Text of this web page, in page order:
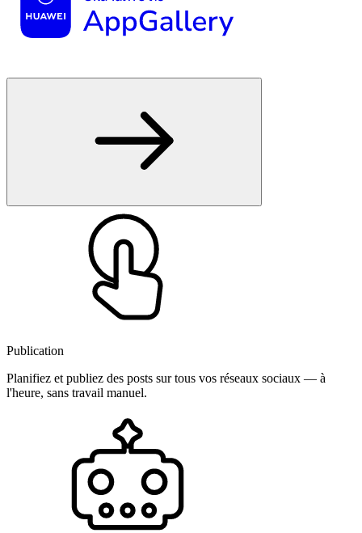
Publication
Planifiez et publiez des posts sur tous vos réseaux sociaux — à
l'heure, sans travail manuel.